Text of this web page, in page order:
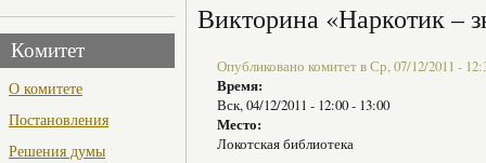
Комитет
О комитете
Постановления
Решения думы
Викторина «Наркотик –
Опубликовано комитет в Ср, 07/12/2011 -
Время:
Вск, 04/12/2011 - 12:00- 13:00
Место:
Локотская библиотека